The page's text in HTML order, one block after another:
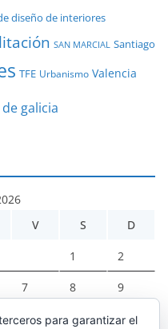
diseño de interiores
SAN MARCIAL Santiago
TFE Urbanismo Valencia
galicia
V S D
1 2
7 8 9
14 15 16
para garantizar el